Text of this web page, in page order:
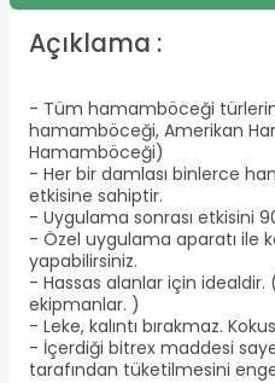
Açıklama :
- Tüm hamamböceği
hamamböceği, Amerikan
Hamamböceği)
- Her bir damlası binlerce
etkisine sahiptir.
- Uygulama sonrası etkisini
- Özel uygulama aparatı ile
yapabilirsiniz.
- Hassas alanlar için idealdir.
ekipmanlar. )
- Leke, kalıntı bırakmaz.
- İçerdiği bitrex maddesi
tarafından tüketilmesini